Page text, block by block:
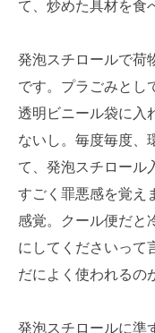
て、炒めた具材を食
発泡スチロールで荷
です。プラごみとし
透明ビニール袋に入
ないし。毎度毎度、
て、発泡スチロール
すごく罪悪感を覚え
感覚。クール便だと
にしてくださいって
だによく使われるの
発泡スチロールに準